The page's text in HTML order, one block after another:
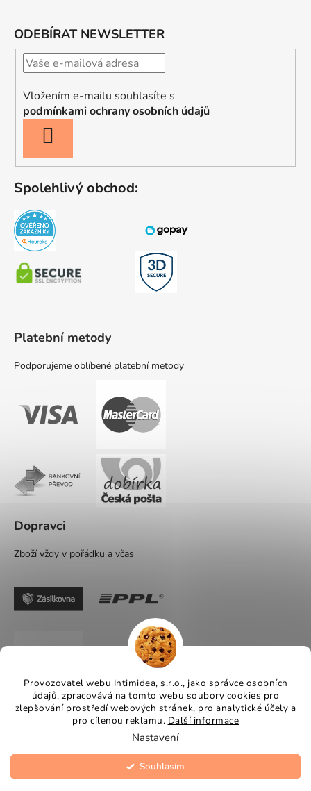
Provozovatel webu Intimidea, s.r.o., jako správce osobních
údajů, zpracovává na tomto webu soubory cookies pro
zlepšování prostředí webových stránek, pro analytické účely a
pro cílenou reklamu. Další informace
Nastavení
Souhlasím
ODEBÍRAT NEWSLETTER
Vložením e-mailu souhlasíte s
podmínkami ochrany osobních údajů
SE
Spolehlivý obchod:
Platební metody
Podporujeme oblíbené platební metody
Dopravci
Zboží vždy v pořádku a včas
Vytvořil Shoptet